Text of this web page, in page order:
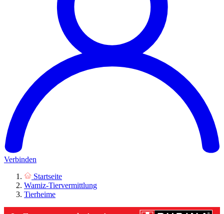
Verbinden
Startseite
Wamiz-Tiervermittlung
Tierheime